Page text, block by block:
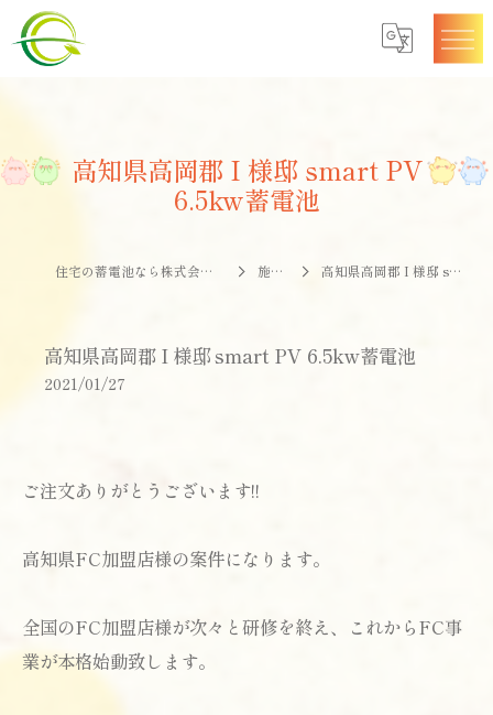
高知県高岡郡 I 様邸 smart PV
6.5kw蓄電池
住宅の蓄電池なら株式会社エナジークオリティー 施工事例 高知県高岡郡 I 様邸 smart PV 6.5kw蓄電池
高知県高岡郡 I 様邸 smart PV 6.5kw蓄電池
2021/01/27
ご注文ありがとうございます!!
高知県FC加盟店様の案件になります。
全国のFC加盟店様が次々と研修を終え、これからFC事
業が本格始動致します。